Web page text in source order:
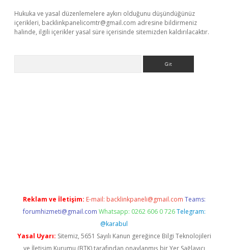
Hukuka ve yasal düzenlemelere aykırı olduğunu düşündüğünüz
içerikleri, backlinkpanelicomtr@gmail.com adresine bildirmeniz
halinde, ilgili içerikler yasal süre içerisinde sitemizden kaldırılacaktır.
Reklam ve İletişim: E-mail: backlinkpaneli@gmail.com Teams:
forumhizmeti@gmail.com Whatsapp: 0262 606 0 726 Telegram:
@karabul
Yasal Uyarı: Sitemiz, 5651 Sayılı Kanun gereğince Bilgi Teknolojileri
ve İletişim Kurumu (BTK) tarafından onaylanmış bir Yer Sağlayıcı